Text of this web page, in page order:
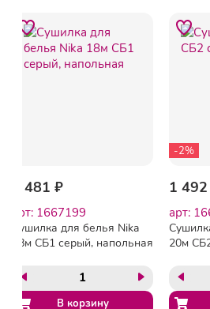
1 481 ₽
арт: 1667199
Сушилка для белья Nika
18м СБ1 серый, напольная
-2%
1
арт:
20м